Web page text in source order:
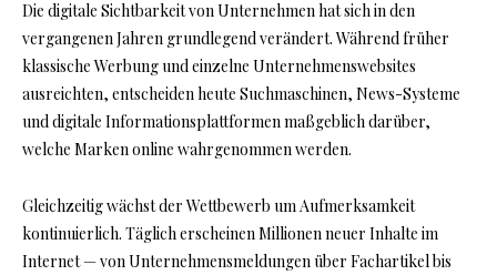
Die digitale Sichtbarkeit von Unternehmen hat sich in den
vergangenen Jahren grundlegend verändert. Während früher
klassische Werbung und einzelne Unternehmenswebsites
ausreichten, entscheiden heute Suchmaschinen, News-Systeme
und digitale Informationsplattformen maßgeblich darüber,
welche Marken online wahrgenommen werden.
Gleichzeitig wächst der Wettbewerb um Aufmerksamkeit
kontinuierlich. Täglich erscheinen Millionen neuer Inhalte im
Internet — von Unternehmensmeldungen über Fachartikel bis